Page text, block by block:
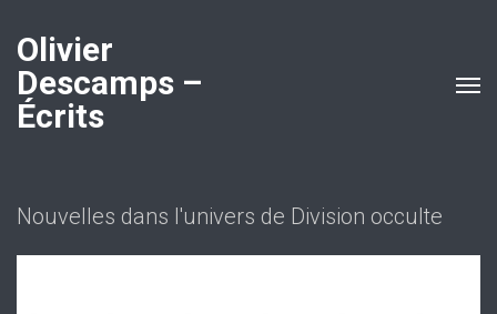
Olivier
Descamps –
Écrits
Nouvelles dans l'univers de Division occulte